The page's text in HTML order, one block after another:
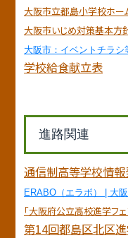
大阪市立都島小学校ホー
大阪市いじめ対策基本方
大阪市：イベントチラシ
学校給食献立表
進路関連
通信制高等学校情報
ERABO（エラボ） | 大
「大阪府公立高校進学フ
第14回都島区北区